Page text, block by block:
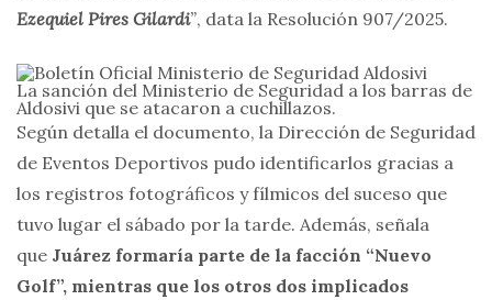
Ezequiel Pires Gilardi”, data la Resolución 907/2025.
La sanción del Ministerio de Seguridad a los barras de
Aldosivi que se atacaron a cuchillazos.
Según detalla el documento, la Dirección de Seguridad
de Eventos Deportivos pudo identificarlos gracias a
los registros fotográficos y fílmicos del suceso que
tuvo lugar el sábado por la tarde. Además, señala
que Juárez formaría parte de la facción “Nuevo
Golf”, mientras que los otros dos implicados